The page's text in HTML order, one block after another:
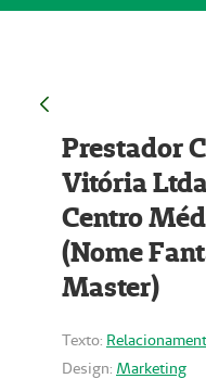
Prestador
Vitória
Centro
(Nome
Master)
Texto:
Design: Marketing